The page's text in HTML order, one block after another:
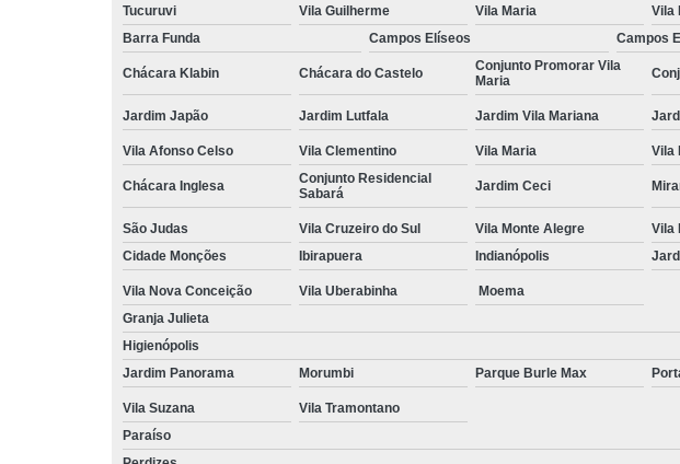
Tucuruvi Vila Guilherme Vila Maria
Vila
Barra Funda
Campos Elíseos Campos
Chácara Klabin Chácara do Castelo
Conjunto Promorar Vila
Maria
Jardim Japão Jardim Lutfala Jardim Vila Mariana
Vila Afonso Celso Vila Clementino Vila Maria Vila
Chácara Inglesa
Conjunto Residencial
Sabará
Jardim Ceci
São Judas Vila Cruzeiro do Sul Vila Monte Alegre Vila
Cidade Monções
Ibirapuera Indianópolis
Vila Nova Conceição Vila Uberabinha
Moema
Granja Julieta
Higienópolis
Jardim Panorama
Morumbi Parque Burle Max
Vila Suzana
Vila Tramontano
Paraíso